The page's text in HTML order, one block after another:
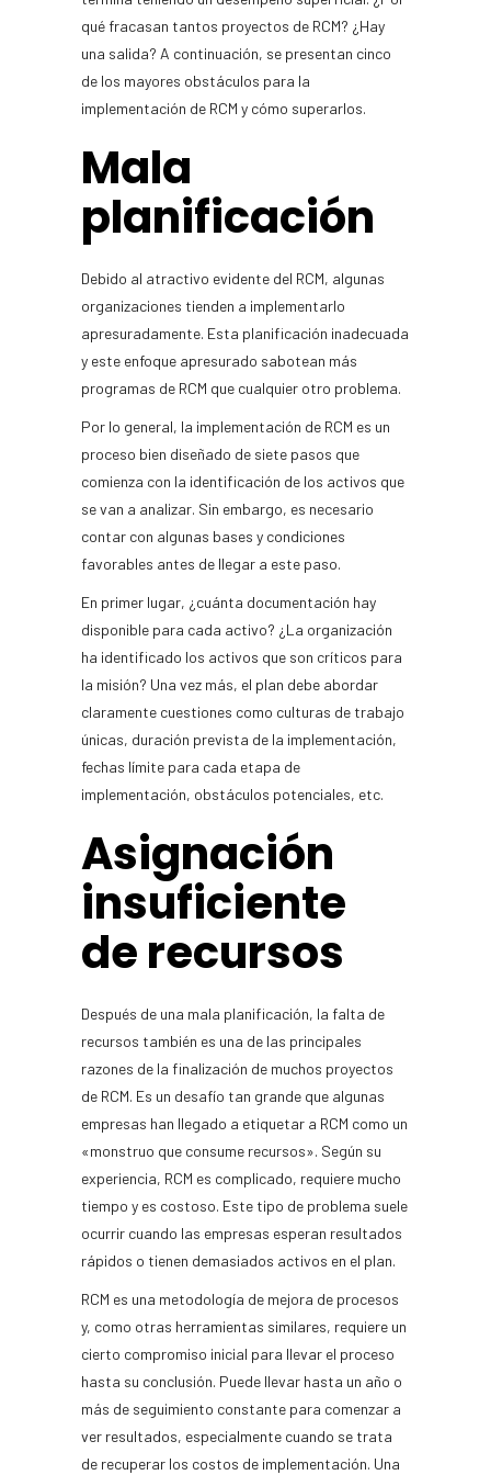
qué fracasan tantos proyectos de RCM? ¿Hay
una salida? A continuación, se presentan cinco
de los mayores obstáculos para la
implementación de RCM y cómo superarlos.
Mala
planificación
Debido al atractivo evidente del RCM, algunas
organizaciones tienden a implementarlo
apresuradamente. Esta planificación inadecuada
y este enfoque apresurado sabotean más
programas de RCM que cualquier otro problema.
Por lo general, la implementación de RCM es un
proceso bien diseñado de siete pasos que
comienza con la identificación de los activos que
se van a analizar. Sin embargo, es necesario
contar con algunas bases y condiciones
favorables antes de llegar a este paso.
En primer lugar, ¿cuánta documentación hay
disponible para cada activo? ¿La organización
ha identificado los activos que son críticos para
la misión? Una vez más, el plan debe abordar
claramente cuestiones como culturas de trabajo
únicas, duración prevista de la implementación,
fechas límite para cada etapa de
implementación, obstáculos potenciales, etc.
Asignación
insuficiente
de recursos
Después de una mala planificación, la falta de
recursos también es una de las principales
razones de la finalización de muchos proyectos
de RCM. Es un desafío tan grande que algunas
empresas han llegado a etiquetar a RCM como un
«monstruo que consume recursos». Según su
experiencia, RCM es complicado, requiere mucho
tiempo y es costoso. Este tipo de problema suele
ocurrir cuando las empresas esperan resultados
rápidos o tienen demasiados activos en el plan.
RCM es una metodología de mejora de procesos
y, como otras herramientas similares, requiere un
cierto compromiso inicial para llevar el proceso
hasta su conclusión. Puede llevar hasta un año o
más de seguimiento constante para comenzar a
ver resultados, especialmente cuando se trata
de recuperar los costos de implementación. Una